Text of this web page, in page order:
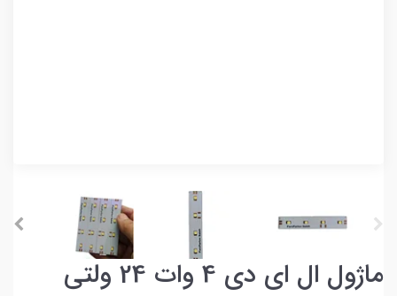
ماژول ال ای دی 4 وات 24 ولتی